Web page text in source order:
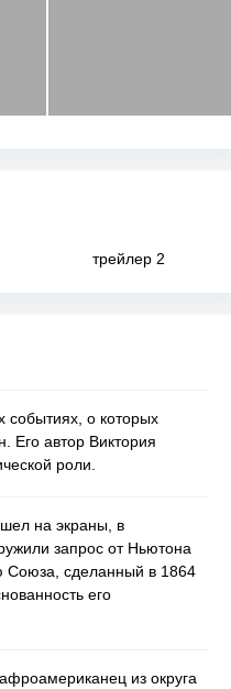
трейлер 2
событиях, о которых
Его автор Виктория
роли.
на экраны, в
запрос от Ньютона
Союза, сделанный в 1864
его
из округа